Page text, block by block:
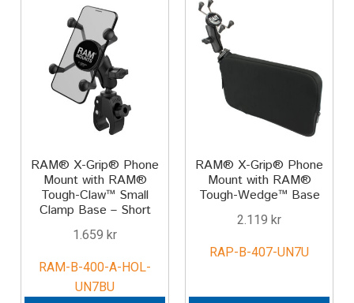
Gun Holster
Handheld Computer
Monitor
Scanner Gun
Speaker
Forklift
RAM® X-Grip® Phone
Mount with RAM®
Tough-Claw™ Small
Clamp Base – Short
1.659 kr
RAM-B-400-A-HOL-
UN7BU
RAM® X-Grip® Phone
Mount with RAM®
Tough-Wedge™ Base
2.119 kr
RAP-B-407-UN7U